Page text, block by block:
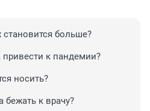
больше?
к пандемии?
носить?
бежать к врачу?